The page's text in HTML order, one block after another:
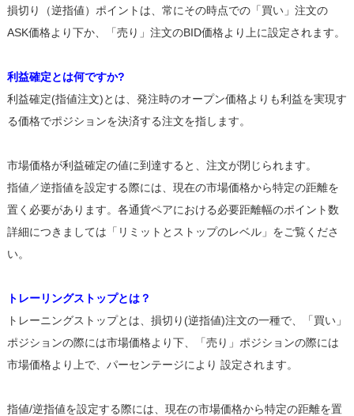
損切り（逆指値）ポイントは、常にその時点での「買い」注文の
ASK価格より下か、「売り」注文のBID価格より上に設定されます。
利益確定とは何ですか?
利益確定(指値注文)とは、発注時のオープン価格よりも利益を実現す
る価格でポジションを決済する注文を指します。
市場価格が利益確定の値に到達すると、注文が閉じられます。
指値／逆指値を設定する際には、現在の市場価格から特定の距離を
置く必要があります。各通貨ペアにおける必要距離幅のポイント数
詳細につきましては「リミットとストップのレベル」をご覧くださ
い。
トレーリングストップとは？
トレーニングストップとは、損切り(逆指値)注文の一種で、「買い」
ポジションの際には市場価格より下、「売り」ポジションの際には
市場価格より上で、パーセンテージにより 設定されます。
指値/逆指値を設定する際には、現在の市場価格から特定の距離を置